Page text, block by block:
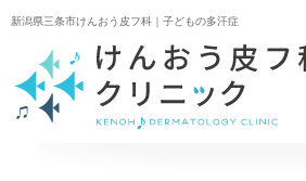
新潟県三条市けんおう皮フ科｜子どもの多汗症